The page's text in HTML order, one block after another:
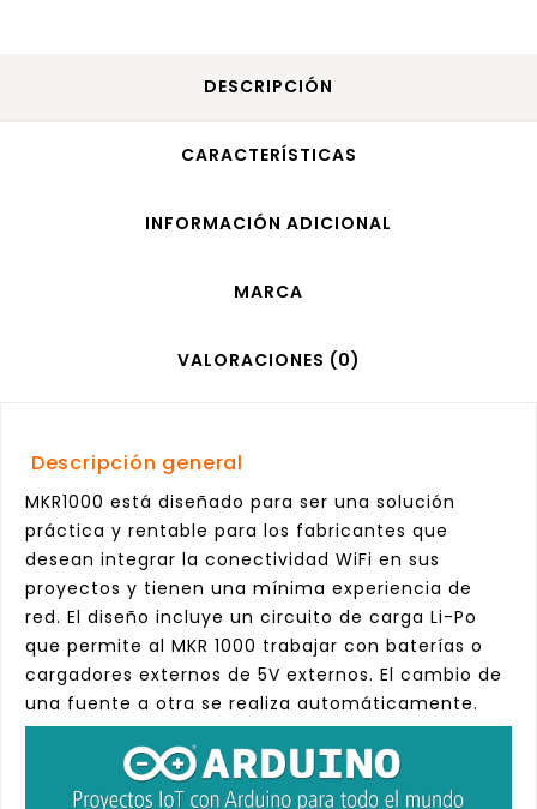
DESCRIPCIÓN
CARACTERÍSTICAS
INFORMACIÓN ADICIONAL
MARCA
VALORACIONES (0)
Descripción general
MKR1000 está diseñado para ser una solución
práctica y rentable para los fabricantes que
desean integrar la conectividad WiFi en sus
proyectos y tienen una mínima experiencia de
red. El diseño incluye un circuito de carga Li-Po
que permite al MKR 1000 trabajar con baterías o
cargadores externos de 5V externos. El cambio de
una fuente a otra se realiza automáticamente.